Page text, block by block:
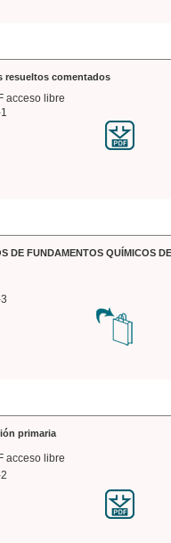
resueltos comentados
acceso libre
DE FUNDAMENTOS QUÍMICOS
primaria
acceso libre